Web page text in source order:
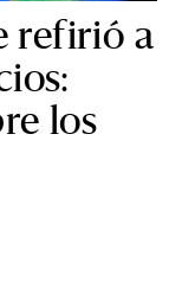
refirió a
los